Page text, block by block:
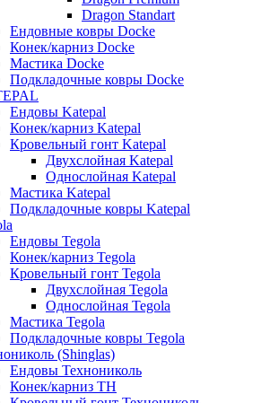
Dragon Standart
Ендовные ковры Docke
Конек/карниз Docke
Мастика Docke
Подкладочные ковры Docke
Ендовы Katepal
Конек/карниз Katepal
Кровельный гонт Katepal
Двухслойная Katepal
Однослойная Katepal
Мастика Katepal
Подкладочные ковры Katepal
Ендовы Tegola
Конек/карниз Tegola
Кровельный гонт Tegola
Двухслойная Tegola
Однослойная Tegola
Мастика Tegola
Подкладочные ковры Tegola
(Shinglas)
Ендовы Технониколь
Конек/карниз ТН